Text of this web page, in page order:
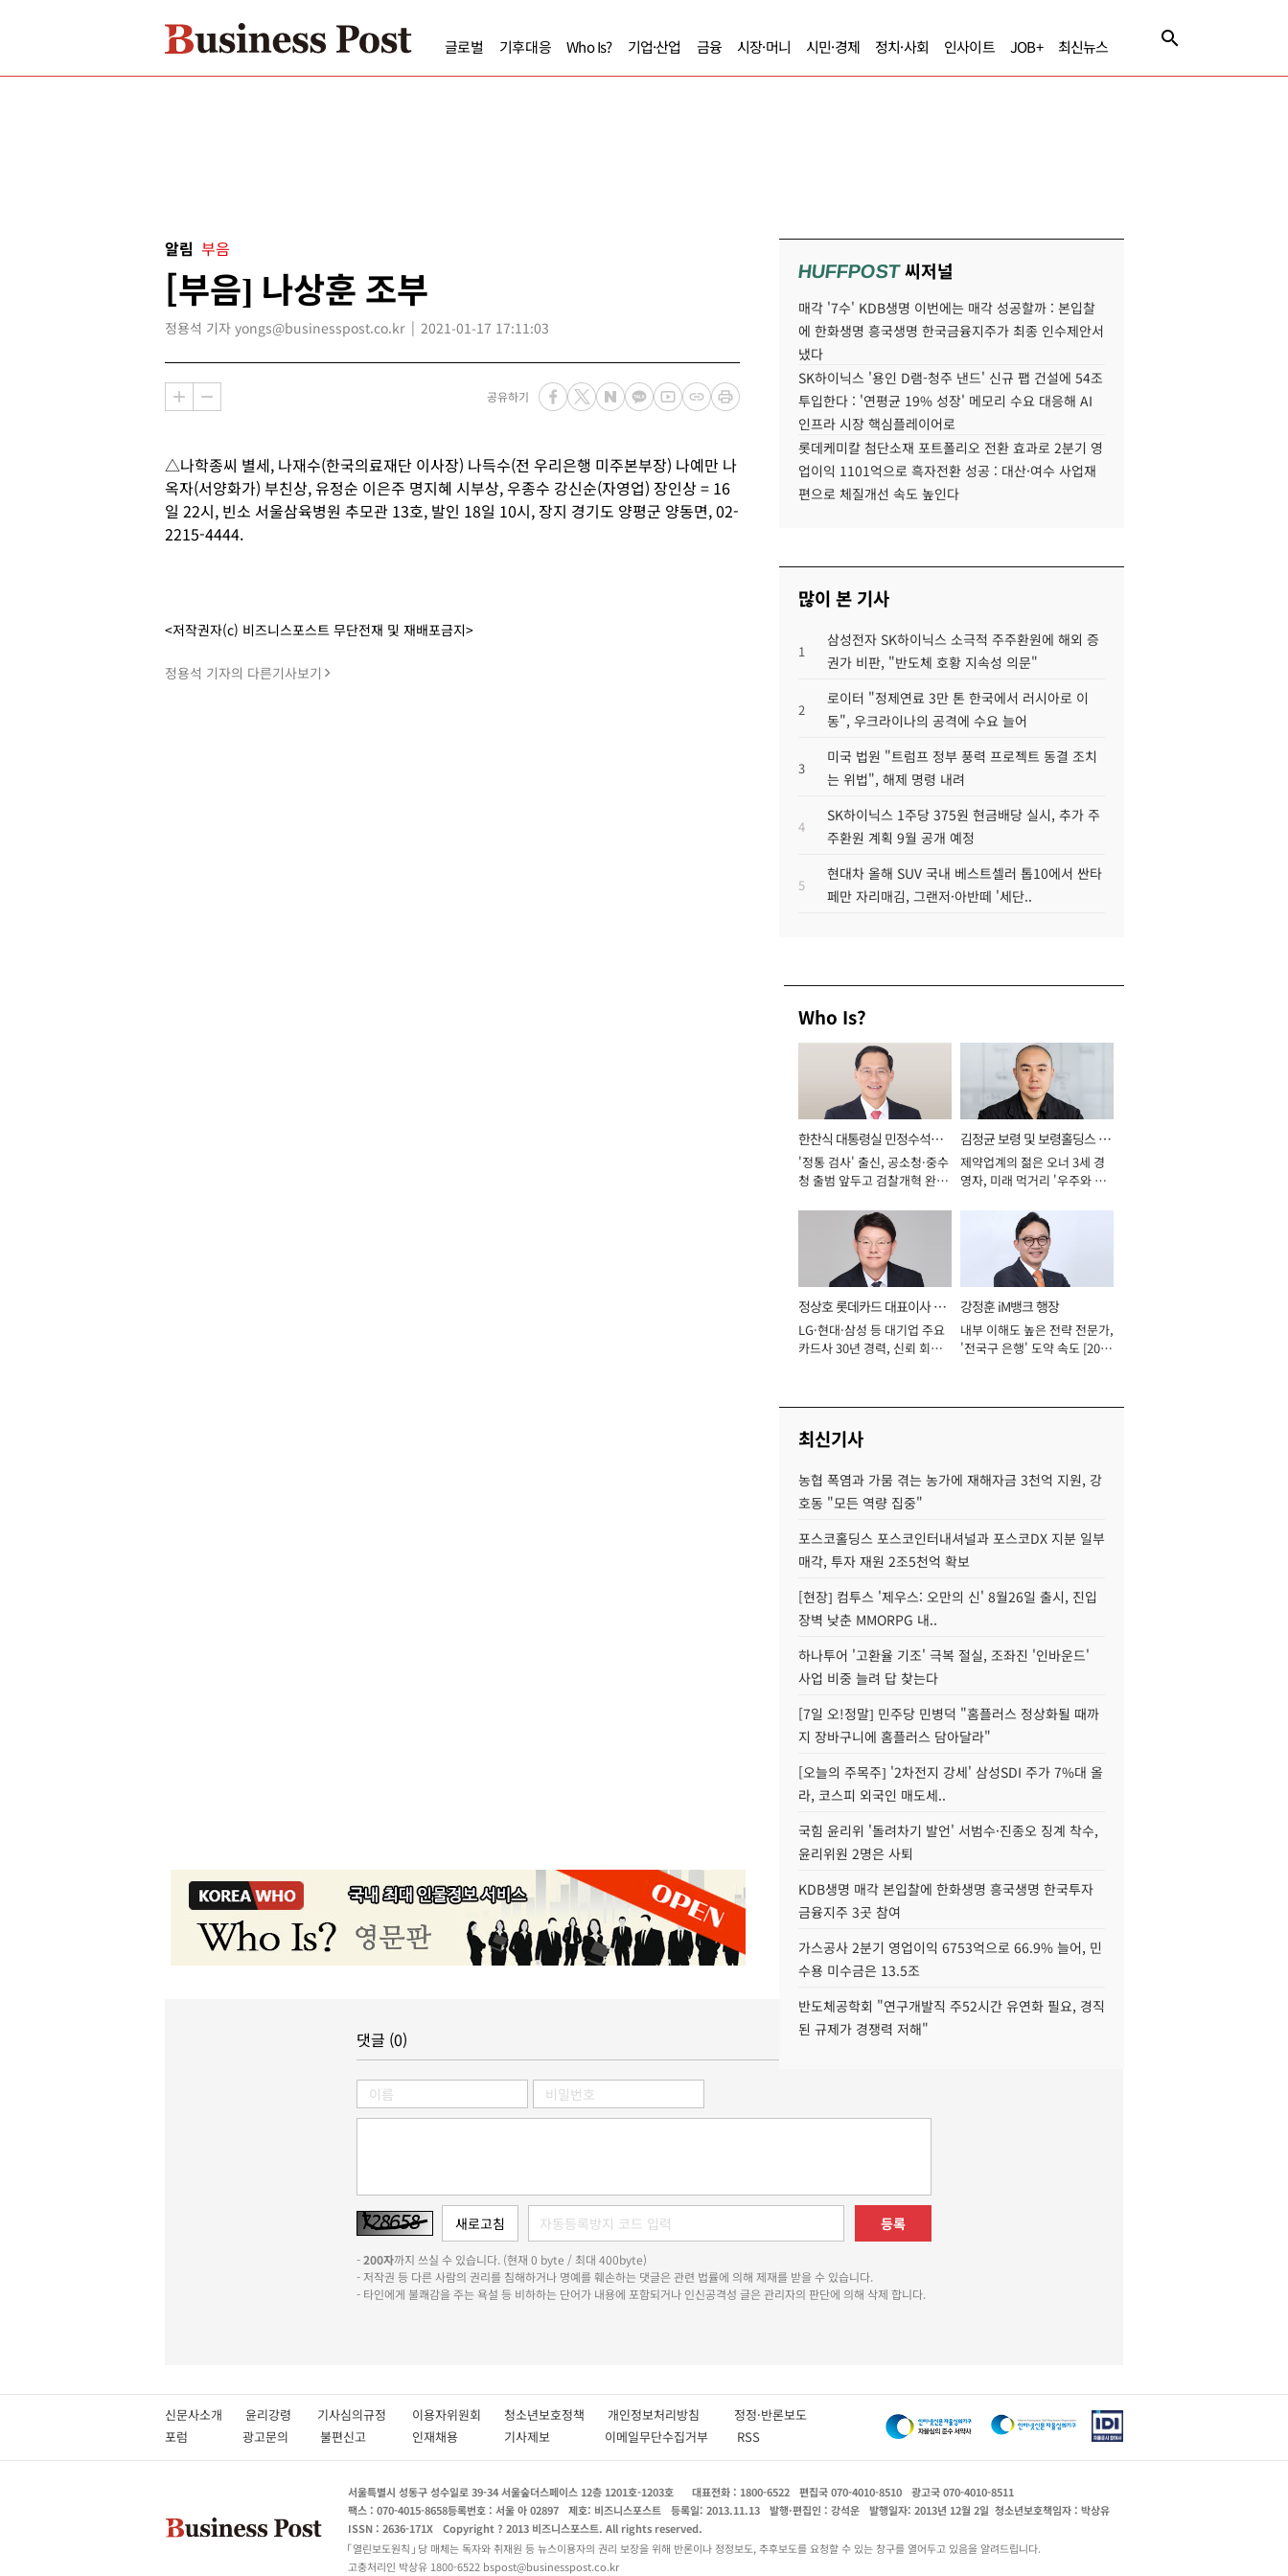
글로벌 기후대응 Who Is? 기업·산업 금융 시장·머니 시민·경제 정치·사회 인사이트 JOB+ 최신뉴스
알림 부음
[부음] 나상훈 조부
정용석 기자 yongs@businesspost.co.kr 2021-01-17 17:11:03
공유하기
△나학종씨 별세, 나재수(한국의료재단 이사장) 나득수(전 우리은행 미주본부장) 나예만 나
옥자(서양화가) 부친상, 유정순 이은주 명지혜 시부상, 우종수 강신순(자영업) 장인상 = 16
일 22시, 빈소 서울삼육병원 추모관 13호, 발인 18일 10시, 장지 경기도 양평군 양동면, 02-
2215-4444.
<저작권자(c) 비즈니스포스트 무단전재 및 재배포금지>
정용석 기자의 다른기사보기
HUFFPOST씨저널
매각 '7수' KDB생명 이번에는 매각 성공할까 : 본입찰
에 한화생명 흥국생명 한국금융지주가 최종 인수제안서
냈다
SK하이닉스 '용인 D램-청주 낸드' 신규 팹 건설에 54조
투입한다 : '연평균 19% 성장' 메모리 수요 대응해 AI
인프라 시장 핵심플레이어로
롯데케미칼 첨단소재 포트폴리오 전환 효과로 2분기 영
업이익 1101억으로 흑자전환 성공 : 대산·여수 사업재
편으로 체질개선 속도 높인다
많이 본 기사
1
삼성전자 SK하이닉스 소극적 주주환원에 해외 증
권가 비판, "반도체 호황 지속성 의문"
2
로이터 "정제연료 3만 톤 한국에서 러시아로 이
동", 우크라이나의 공격에 수요 늘어
3
미국 법원 "트럼프 정부 풍력 프로젝트 동결 조치
는 위법", 해제 명령 내려
4
SK하이닉스 1주당 375원 현금배당 실시, 추가 주
주환원 계획 9월 공개 예정
5
현대차 올해 SUV 국내 베스트셀러 톱10에서 싼타
페만 자리매김, 그랜저·아반떼 '세단..
Who Is?
한찬식 대통령실 민정수석비
서관
'정통 검사' 출신, 공소청·중수
청 출범 앞두고 검찰개혁 완수
김정균 보령 및 보령홀딩스 대
표이사 사장
제약업계의 젊은 오너 3세 경
영자, 미래 먹거리 '우주와 헬
정상호 롯데카드 대표이사 사
장
LG·현대·삼성 등 대기업 주요
카드사 30년 경력, 신뢰 회복
강정훈 iM뱅크 행장
내부 이해도 높은 전략 전문가,
'전국구 은행' 도약 속도 [2026
최신기사
농협 폭염과 가뭄 겪는 농가에 재해자금 3천억 지원, 강
호동 "모든 역량 집중"
포스코홀딩스 포스코인터내셔널과 포스코DX 지분 일부
매각, 투자 재원 2조5천억 확보
[현장] 컴투스 '제우스: 오만의 신' 8월26일 출시, 진입
장벽 낮춘 MMORPG 내..
하나투어 '고환율 기조' 극복 절실, 조좌진 '인바운드'
사업 비중 늘려 답 찾는다
[7일 오!정말] 민주당 민병덕 "홈플러스 정상화될 때까
지 장바구니에 홈플러스 담아달라"
[오늘의 주목주] '2차전지 강세' 삼성SDI 주가 7%대 올
라, 코스피 외국인 매도세..
국힘 윤리위 '돌려차기 발언' 서범수·진종오 징계 착수,
윤리위원 2명은 사퇴
KDB생명 매각 본입찰에 한화생명 흥국생명 한국투자
금융지주 3곳 참여
가스공사 2분기 영업이익 6753억으로 66.9% 늘어, 민
수용 미수금은 13.5조
반도체공학회 "연구개발직 주52시간 유연화 필요, 경직
된 규제가 경쟁력 저해"
댓글 (0)
등록
-200자까지 쓰실 수 있습니다. (현재 0 byte / 최대 400byte)
- 저작권 등 다른 사람의 권리를 침해하거나 명예를 훼손하는 댓글은 관련 법률에 의해 제재를 받을 수 있습니다.
- 타인에게 불쾌감을 주는 욕설 등 비하하는 단어가 내용에 포함되거나 인신공격성 글은 관리자의 판단에 의해 삭제 합니다.
신문사소개 윤리강령 기사심의규정 이용자위원회 청소년보호정책 개인정보처리방침 정정·반론보도
포럼
광고문의 불편신고 인재채용 기사제보 이메일무단수집거부 RSS
서울특별시 성동구 성수일로 39-34 서울숲더스페이스 12층 1201호-1203호 대표전화 : 1800-6522 편집국 070-4010-8510
광고국 070-4010-8511
팩스 : 070-4015-8658등록번호 : 서울 아 02897 제호: 비즈니스포스트 등록일: 2013.11.13 발행·편집인 : 강석운 발행일자: 2013년 12월 2일 청소년보호책임자 : 박상유
ISSN : 2636-171X
Copyright ? 2013 비즈니스포스트. All rights reserved.
열린보도원칙
당 매체는 독자와 취재원 등 뉴스이용자의 권리 보장을 위해 반론이나 정정보도, 추후보도를 요청할 수 있는 창구를 열어두고 있음을 알려드립니다.
고충처리인 박상유 1800-6522 bspost@businesspost.co.kr